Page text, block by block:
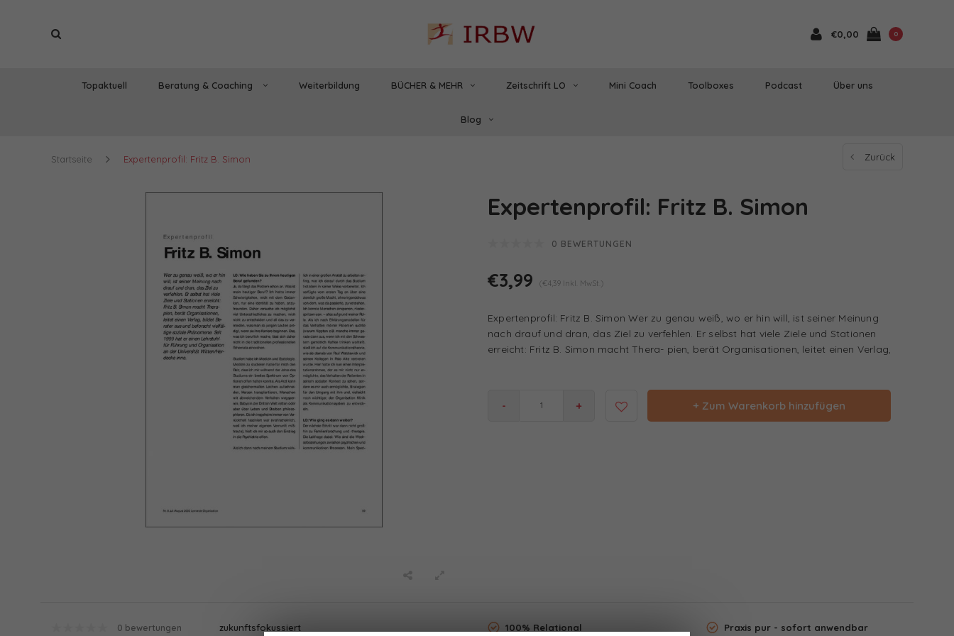
€0,00 0
Topaktuell Beratung & Coaching Weiterbildung BÜCHER & MEHR Zeitschrift LO Mini Coach Toolboxes Podcast Über uns
Blog
Startseite Expertenprofil: Fritz B. Simon Zurück
Expertenprofil: Fritz B. Simon
0 BEWERTUNGEN
€3,99 (€4,39 Inkl. MwSt.)
Expertenprofil: Fritz B. Simon Wer zu genau weiß, wo er hin will, ist seiner Meinung
nach drauf und dran, das Ziel zu verfehlen. Er selbst hat viele Ziele und Stationen
erreicht: Fritz B. Simon macht Thera- pien, berät Organisationen, leitet einen Verlag,
- + + Zum Warenkorb hinzufügen
0 bewertungen zukunftsfokussiert 100% Relational Praxis pur - sofort anwendbar